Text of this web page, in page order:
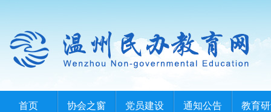
首页 协会之窗 党员建设 通知公告 教育